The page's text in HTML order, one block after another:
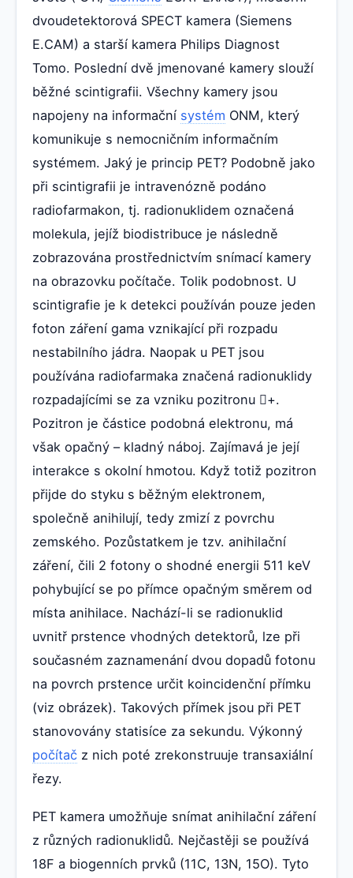
dvoudetektorová SPECT kamera (Siemens
E.CAM) a starší kamera Philips Diagnost
Tomo. Poslední dvě jmenované kamery slouží
běžné scintigrafii. Všechny kamery jsou
napojeny na informační systém ONM, který
komunikuje s nemocničním informačním
systémem. Jaký je princip PET? Podobně jako
při scintigrafii je intravenózně podáno
radiofarmakon, tj. radionuklidem označená
molekula, jejíž biodistribuce je následně
zobrazována prostřednictvím snímací kamery
na obrazovku počítače. Tolik podobnost. U
scintigrafie je k detekci používán pouze jeden
foton záření gama vznikající při rozpadu
nestabilního jádra. Naopak u PET jsou
používána radiofarmaka značená radionuklidy
rozpadajícími se za vzniku pozitronu +.
Pozitron je částice podobná elektronu, má
však opačný – kladný náboj. Zajímavá je její
interakce s okolní hmotou. Když totiž pozitron
přijde do styku s běžným elektronem,
společně anihilují, tedy zmizí z povrchu
zemského. Pozůstatkem je tzv. anihilační
záření, čili 2 fotony o shodné energii 511 keV
pohybující se po přímce opačným směrem od
místa anihilace. Nachází-li se radionuklid
uvnitř prstence vhodných detektorů, lze při
současném zaznamenání dvou dopadů fotonu
na povrch prstence určit koincidenční přímku
(viz obrázek). Takových přímek jsou při PET
stanovovány statisíce za sekundu. Výkonný
počítač z nich poté zrekonstruuje transaxiální
řezy.
PET kamera umožňuje snímat anihilační záření
z různých radionuklidů. Nejčastěji se používá
18F a biogenních prvků (11C, 13N, 15O). Tyto